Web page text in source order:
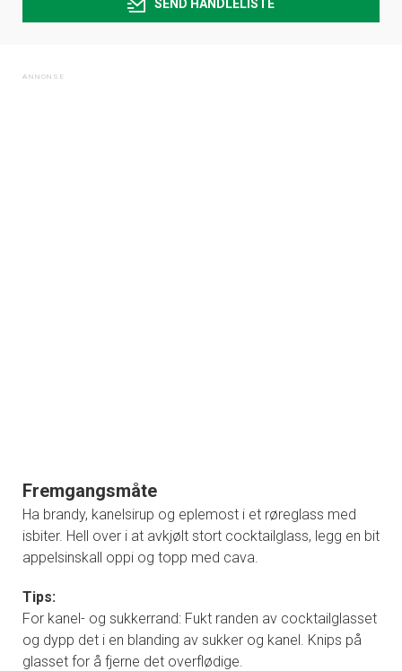
SEND HANDLELISTE
Fremgangsmåte
Ha brandy, kanelsirup og eplemost i et røreglass med
isbiter. Hell over i at avkjølt stort cocktailglass, legg en bit
appelsinskall oppi og topp med cava.
Tips:
For kanel- og sukkerrand: Fukt randen av cocktailglasset
og dypp det i en blanding av sukker og kanel. Knips på
glasset for å fjerne det overflødige.